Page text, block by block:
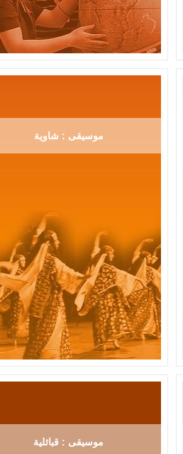
موسيقى : شاوية
موسيقى : قبائلية